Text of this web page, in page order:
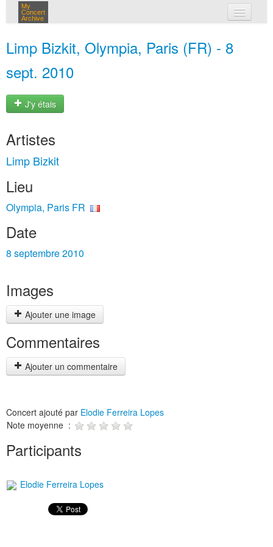
My
Concert
Archive
Limp Bizkit, Olympia, Paris (FR) - 8
sept. 2010
J'y étais
Artistes
Limp Bizkit
Lieu
Olympia, Paris FR
Date
8 septembre 2010
Images
Ajouter une image
Commentaires
Ajouter un commentaire
Concert ajouté par Elodie Ferreira Lopes
Note moyenne :
Participants
Elodie Ferreira Lopes